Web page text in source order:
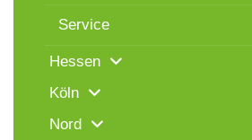
Service
Hessen
Köln
Nord